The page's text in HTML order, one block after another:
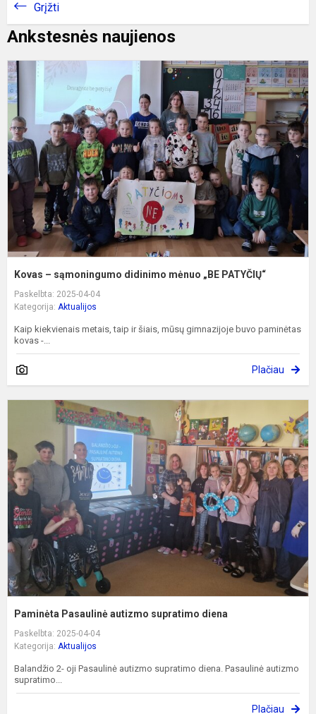
Grįžti
Ankstesnės naujienos
Kovas – sąmoningumo didinimo mėnuo „BE PATYČIŲ“
Paskelbta: 2025-04-04
Kategorija: Aktualijos
Kaip kiekvienais metais, taip ir šiais, mūsų gimnazijoje buvo paminėtas
kovas -...
Plačiau
Paminėta Pasaulinė autizmo supratimo diena
Paskelbta: 2025-04-04
Kategorija: Aktualijos
Balandžio 2- oji Pasaulinė autizmo supratimo diena. Pasaulinė autizmo
supratimo...
Plačiau